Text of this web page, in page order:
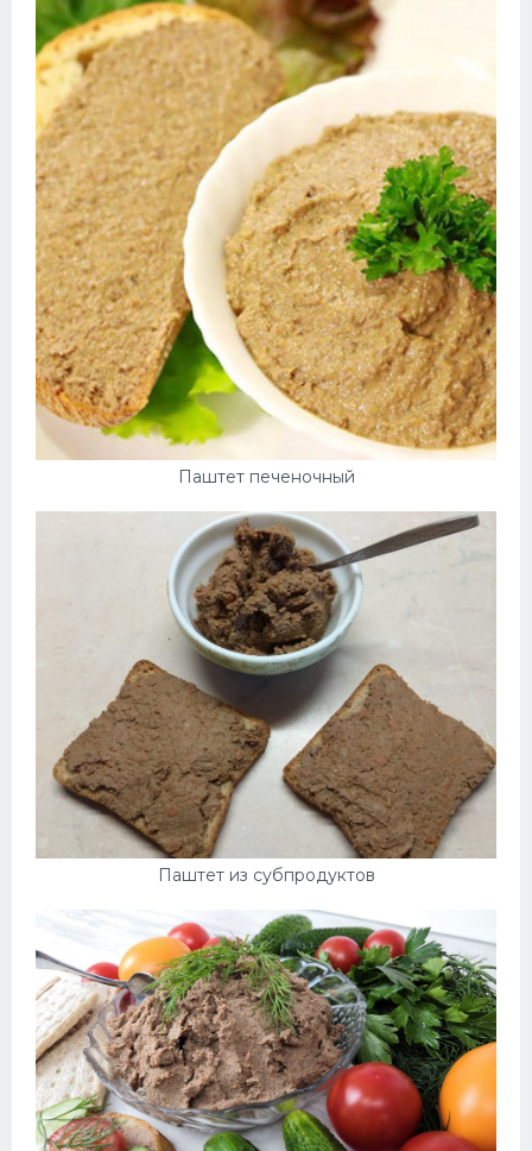
Паштет печеночный
Паштет из субпродуктов